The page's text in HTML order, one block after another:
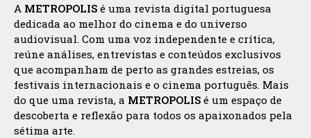
A METROPOLIS é uma revista digital portuguesa
dedicada ao melhor do cinema e do universo
audiovisual. Com uma voz independente e crítica,
reúne análises, entrevistas e conteúdos exclusivos
que acompanham de perto as grandes estreias, os
festivais internacionais e o cinema português. Mais
do que uma revista, a METROPOLIS é um espaço de
descoberta e reflexão para todos os apaixonados pela
sétima arte.